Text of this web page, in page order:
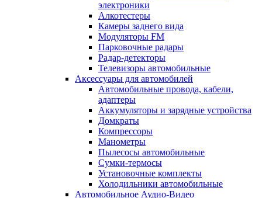
электроники
Алкотестеры
Камеры заднего вида
Модуляторы FM
Парковочные радары
Радар-детекторы
Телевизоры автомобильные
Аксессуары для автомобилей
Автомобильные провода, кабели,
адаптеры
Аккумуляторы и зарядные устройства
Домкраты
Компрессоры
Манометры
Пылесосы автомобильные
Сумки-термосы
Установочные комплекты
Холодильники автомобильные
Автомобильное Аудио-Видео